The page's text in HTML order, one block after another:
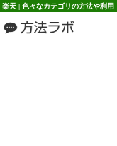
楽天 | 色々なカテゴリの方法や利用